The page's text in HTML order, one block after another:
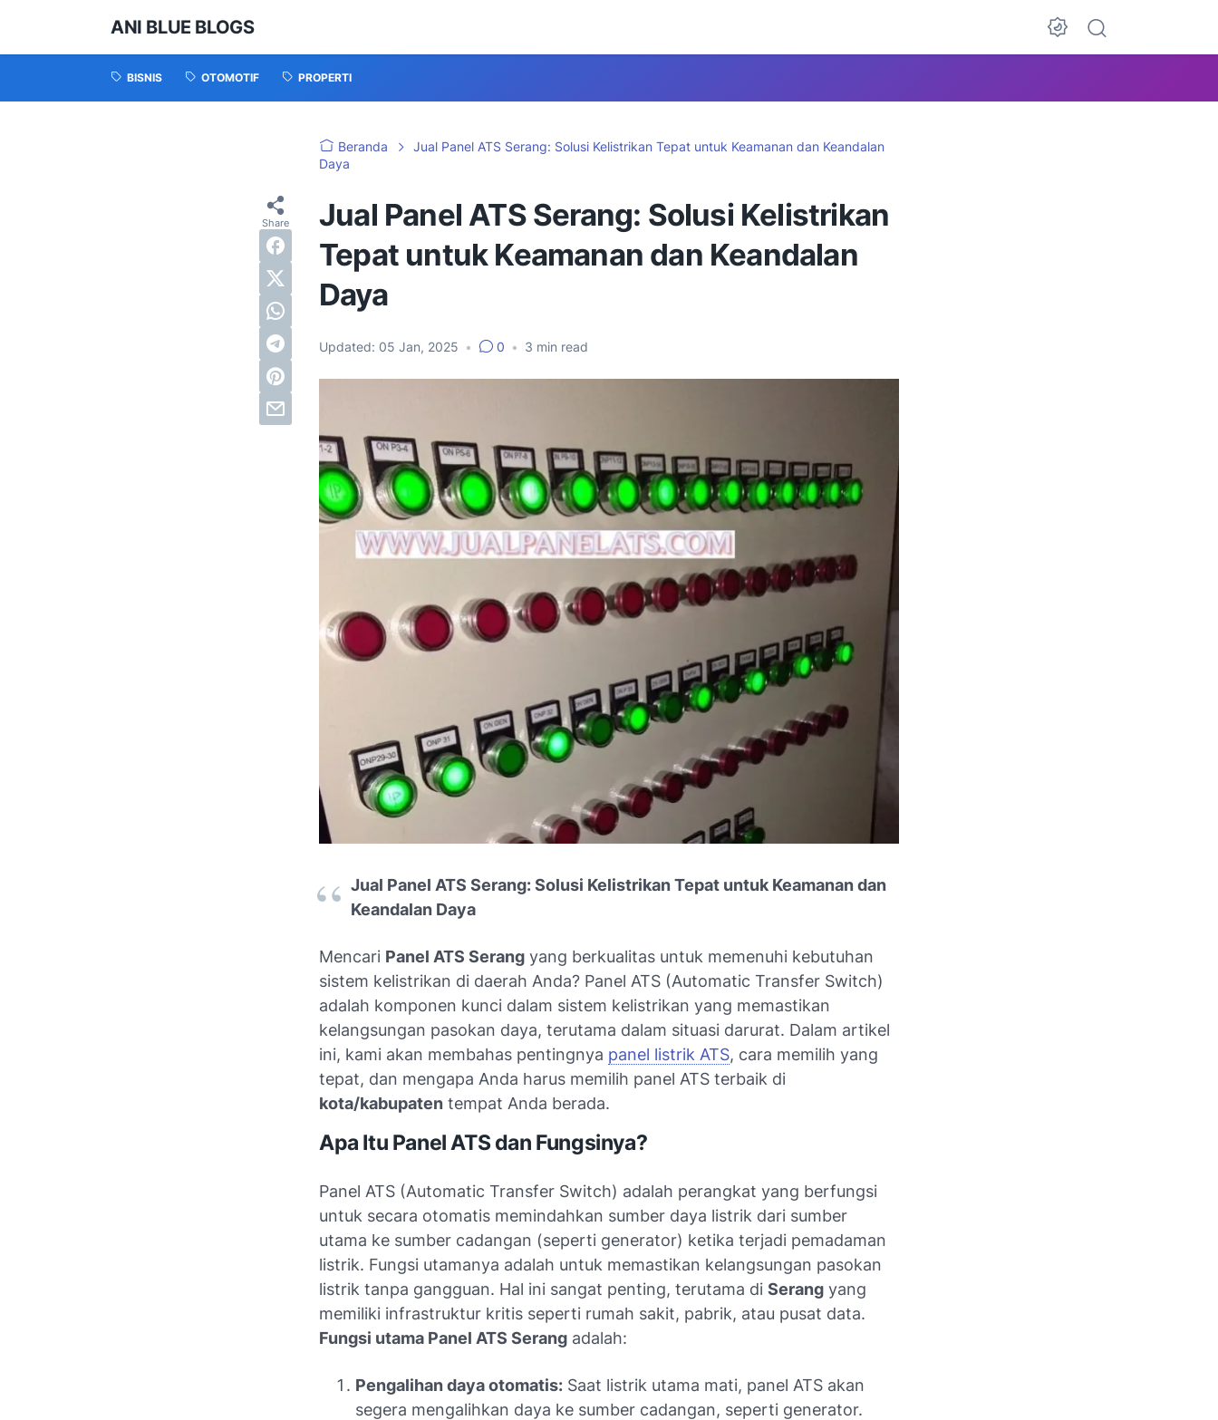
ANI BLUE BLOGS
BISNIS OTOMOTIF PROPERTI
Beranda
Jual Panel ATS Serang: Solusi Kelistrikan Tepat untuk Keamanan dan Keandalan
Daya
Jual Panel ATS Serang: Solusi Kelistrikan
Tepat untuk Keamanan dan Keandalan
Daya
Updated: 05 Jan, 2025 • 0 • 3 min read
Jual Panel ATS Serang: Solusi Kelistrikan Tepat untuk Keamanan dan
Keandalan Daya
Mencari Panel ATS Serang yang berkualitas untuk memenuhi kebutuhan
sistem kelistrikan di daerah Anda? Panel ATS (Automatic Transfer Switch)
adalah komponen kunci dalam sistem kelistrikan yang memastikan
kelangsungan pasokan daya, terutama dalam situasi darurat. Dalam artikel
ini, kami akan membahas pentingnya panel listrik ATS, cara memilih yang
tepat, dan mengapa Anda harus memilih panel ATS terbaik di
kota/kabupaten tempat Anda berada.
Apa Itu Panel ATS dan Fungsinya?
Panel ATS (Automatic Transfer Switch) adalah perangkat yang berfungsi
untuk secara otomatis memindahkan sumber daya listrik dari sumber
utama ke sumber cadangan (seperti generator) ketika terjadi pemadaman
listrik. Fungsi utamanya adalah untuk memastikan kelangsungan pasokan
listrik tanpa gangguan. Hal ini sangat penting, terutama di Serang yang
memiliki infrastruktur kritis seperti rumah sakit, pabrik, atau pusat data.
Fungsi utama Panel ATS Serang adalah:
Pengalihan daya otomatis: Saat listrik utama mati, panel ATS akan
segera mengalihkan daya ke sumber cadangan, seperti generator.